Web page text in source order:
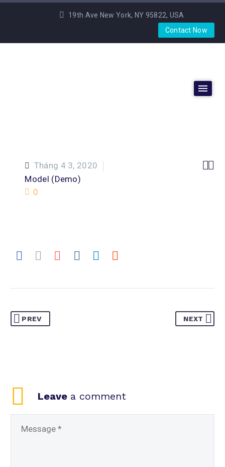
19th Ave New York, NY 95822, USA
Contact Now

Tháng 4 3, 2020
Model (Demo)
0
PREV NEXT
Leave a comment